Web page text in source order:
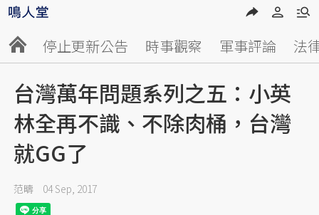
停止更新公告 時事觀察 軍事評論 法
台灣萬年問題系列之五：小英
林全再不識、不除肉桶，台灣
就GG了
范疇 04 Sep, 2017